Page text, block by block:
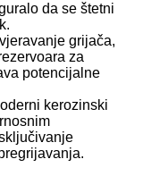
da se štetni
grijača,
za
potencijalne
kerozinski